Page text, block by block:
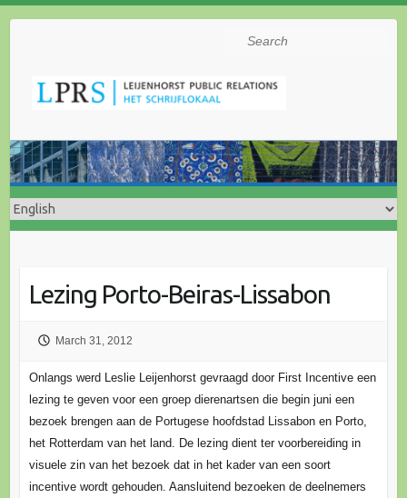
Search
Lezing Porto-Beiras-Lissabon
March 31, 2012
Onlangs werd Leslie Leijenhorst gevraagd door First Incentive een
lezing te geven voor een groep dierenartsen die begin juni een
bezoek brengen aan de Portugese hoofdstad Lissabon en Porto,
het Rotterdam van het land. De lezing dient ter voorbereiding in
visuele zin van het bezoek dat in het kader van een soort
incentive wordt gehouden. Aansluitend bezoeken de deelnemers